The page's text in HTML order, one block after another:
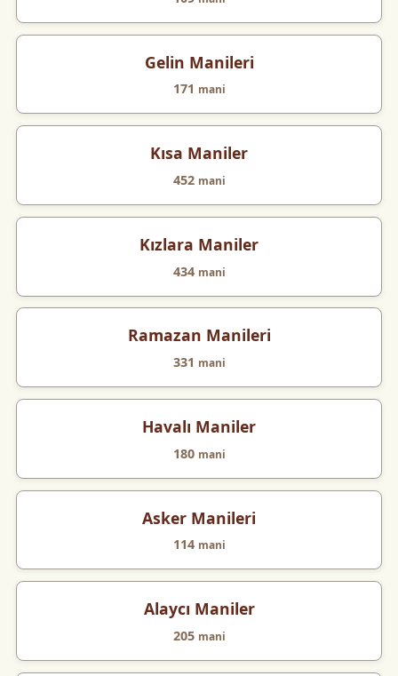
Gelin Manileri
171 mani
Kısa Maniler
452 mani
Kızlara Maniler
434 mani
Ramazan Manileri
331 mani
Havalı Maniler
180 mani
Asker Manileri
114 mani
Alaycı Maniler
205 mani